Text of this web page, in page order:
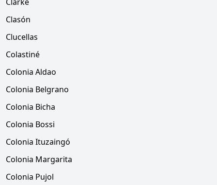
Clasón
Clucellas
Colastiné
Colonia Aldao
Colonia Belgrano
Colonia Bicha
Colonia Bossi
Colonia Ituzaingó
Colonia Margarita
Colonia Pujol